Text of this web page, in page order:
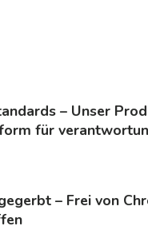
– Unser
für
– Frei von